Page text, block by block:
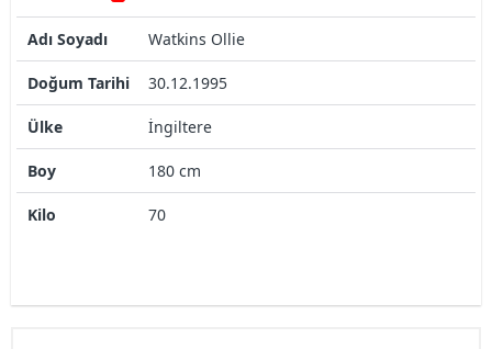
Adı Soyadı Watkins Ollie
Doğum Tarihi 30.12.1995
Ülke İngiltere
Boy 180 cm
Kilo 70